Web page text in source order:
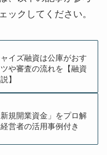
ックしてください。
イズ融資は公庫がおす
や審査の流れを【融資
】
規開業資金」をプロ解
営者の活用事例付き